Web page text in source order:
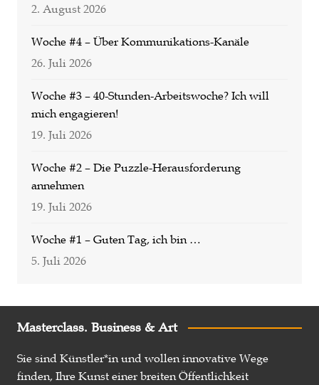
2. August 2026
Woche #4 – Über Kommunikations-Kanäle
26. Juli 2026
Woche #3 – 40-Stunden-Arbeitswoche? Ich will
mich engagieren!
19. Juli 2026
Woche #2 – Die Puzzle-Herausforderung
annehmen
19. Juli 2026
Woche #1 – Guten Tag, ich bin …
5. Juli 2026
Masterclass. Business & Art
Sie sind Künstler*in und wollen innovative Wege
finden, Ihre Kunst einer breiten Öffentlichkeit